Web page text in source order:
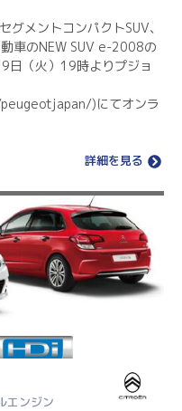
グメントコンパクトSUV、
車のNEW SUV e-2008の
日（火）19時よりプジョ
)にてオンラ
詳細を見る
エンジン